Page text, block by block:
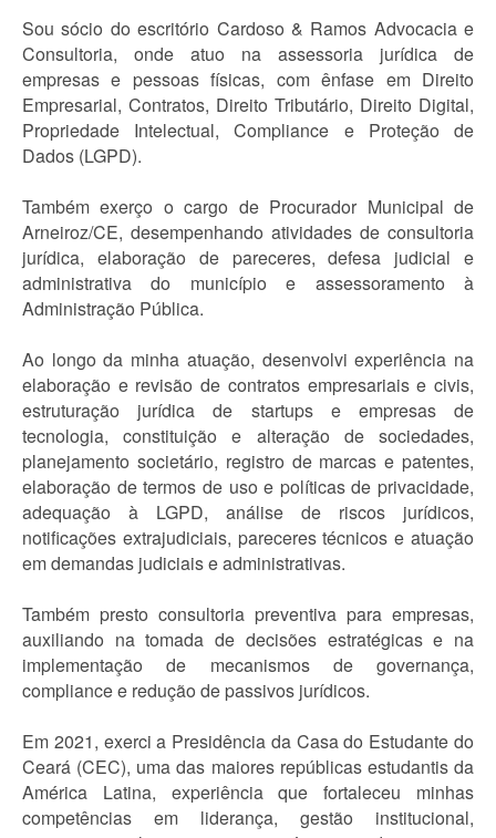
Sou sócio do escritório Cardoso & Ramos Advocacia e
Consultoria, onde atuo na assessoria jurídica de
empresas e pessoas físicas, com ênfase em Direito
Empresarial, Contratos, Direito Tributário, Direito Digital,
Propriedade Intelectual, Compliance e Proteção de
Dados (LGPD).
Também exerço o cargo de Procurador Municipal de
Arneiroz/CE, desempenhando atividades de consultoria
jurídica, elaboração de pareceres, defesa judicial e
administrativa do município e assessoramento à
Administração Pública.
Ao longo da minha atuação, desenvolvi experiência na
elaboração e revisão de contratos empresariais e civis,
estruturação jurídica de startups e empresas de
tecnologia, constituição e alteração de sociedades,
planejamento societário, registro de marcas e patentes,
elaboração de termos de uso e políticas de privacidade,
adequação à LGPD, análise de riscos jurídicos,
notificações extrajudiciais, pareceres técnicos e atuação
em demandas judiciais e administrativas.
Também presto consultoria preventiva para empresas,
auxiliando na tomada de decisões estratégicas e na
implementação de mecanismos de governança,
compliance e redução de passivos jurídicos.
Em 2021, exerci a Presidência da Casa do Estudante do
Ceará (CEC), uma das maiores repúblicas estudantis da
América Latina, experiência que fortaleceu minhas
competências em liderança, gestão institucional,